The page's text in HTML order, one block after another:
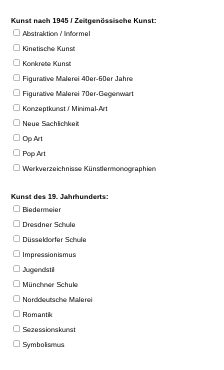
Kunst nach 1945 / Zeitgenössische Kunst:
Abstraktion / Informel
Kinetische Kunst
Konkrete Kunst
Figurative Malerei 40er-60er Jahre
Figurative Malerei 70er-Gegenwart
Konzeptkunst / Minimal-Art
Neue Sachlichkeit
Op Art
Pop Art
Werkverzeichnisse Künstlermonographien
Kunst des 19. Jahrhunderts:
Biedermeier
Dresdner Schule
Düsseldorfer Schule
Impressionismus
Jugendstil
Münchner Schule
Norddeutsche Malerei
Romantik
Sezessionskunst
Symbolismus